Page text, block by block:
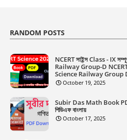
RANDOM POSTS
NCERT সাইন্স Class - IX
Railway Group-D
Science Railway Group
October 19, 2025
Subir Das Math Book
পিডিএফ বাংলায়
October 17, 2025